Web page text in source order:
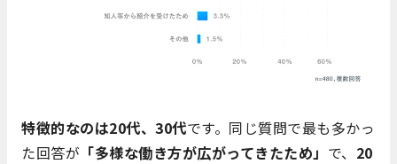
特徴的なのは20代、30代です。同じ質問で最も多かっ
た回答が 「多様な働き方が広がってきたため」 で、 20